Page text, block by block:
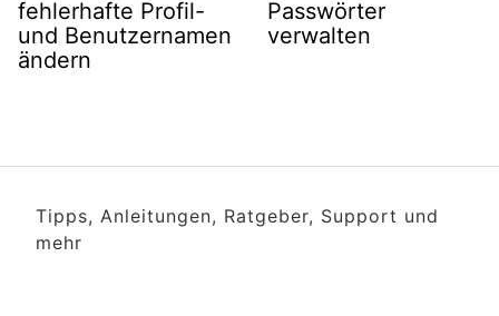
fehlerhafte Profil-
und Benutzernamen
ändern
Passwörter
verwalten
Tipps, Anleitungen, Ratgeber, Support und
mehr